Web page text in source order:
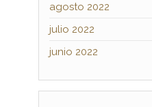
agosto 2022
julio 2022
junio 2022